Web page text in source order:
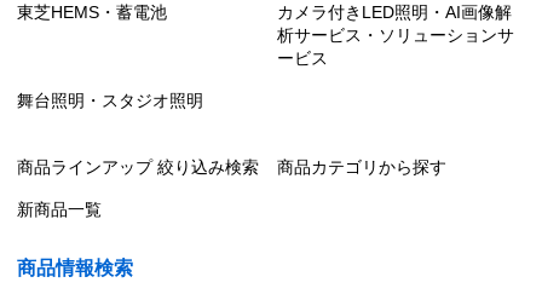
東芝HEMS・蓄電池
カメラ付きLED照明・AI画像解
析サービス・ソリューションサ
ービス
舞台照明・スタジオ照明
商品ラインアップ 絞り込み検索 商品カテゴリから探す
新商品一覧
商品情報検索